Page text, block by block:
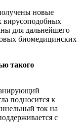
новые
вирусоподобных
для дальнейшего
биомедицинских
такого
подносится к
ток на
с